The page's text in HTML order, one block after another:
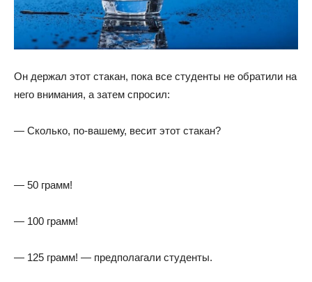
Он держал этот стакан, пока все студенты не обратили на
него внимания, а затем спросил:
— Сколько, по-вашему, весит этот стакан?
— 50 грамм!
— 100 грамм!
— 125 грамм! — предполагали студенты.